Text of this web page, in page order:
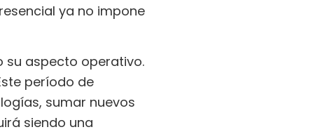
ya no impone
su aspecto operativo.
período de
sumar nuevos
siendo una